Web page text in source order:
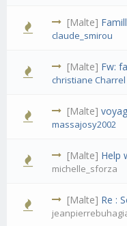
[Malte]
claude_smirou
[Malte] Fw:
christiane Charrel
[Malte]
massajosy2002
[Malte] Help
michelle_sforza
[Malte] Re :